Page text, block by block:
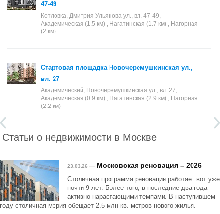
47-49
Котловка, Дмитрия Ульянова ул., вл. 47-49,
Академическая (1.5 км) , Нагатинская (1.7 км) , Нагорная
(2 км)
Стартовая площадка Новочеремушкинская ул.,
вл. 27
Академический, Новочеремушкинская ул., вл. 27,
Академическая (0.9 км) , Нагатинская (2.9 км) , Нагорная
(2.2 км)
Статьи о недвижимости в Москве
23.03.26 — Московская реновация – 2026
Столичная программа реновации работает вот уже
почти 9 лет. Более того, в последние два года –
активно нарастающими темпами. В наступившем
году столичная мэрия обещает 2.5 млн кв. метров нового жилья.